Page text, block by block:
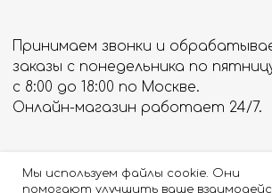
Мы используем файлы cookie. Они
помогают улучшить ваше